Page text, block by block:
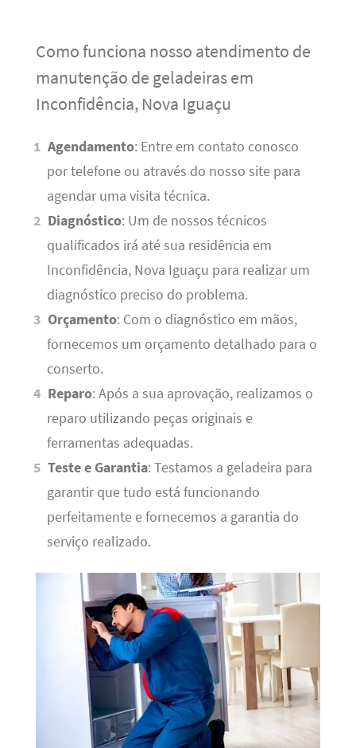
Como funciona nosso atendimento de
manutenção de geladeiras em
Inconfidência, Nova Iguaçu
Agendamento: Entre em contato conosco
por telefone ou através do nosso site para
agendar uma visita técnica.
Diagnóstico: Um de nossos técnicos
qualificados irá até sua residência em
Inconfidência, Nova Iguaçu para realizar um
diagnóstico preciso do problema.
Orçamento: Com o diagnóstico em mãos,
fornecemos um orçamento detalhado para o
conserto.
Reparo: Após a sua aprovação, realizamos o
reparo utilizando peças originais e
ferramentas adequadas.
Teste e Garantia: Testamos a geladeira para
garantir que tudo está funcionando
perfeitamente e fornecemos a garantia do
serviço realizado.